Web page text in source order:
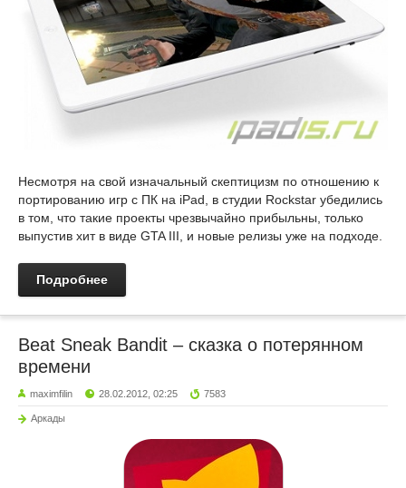
Несмотря на свой изначальный скептицизм по отношению к
портированию игр с ПК на iPad, в студии Rockstar убедились
в том, что такие проекты чрезвычайно прибыльны, только
выпустив хит в виде GTA III, и новые релизы уже на подходе.
Подробнее
Beat Sneak Bandit – сказка о потерянном
времени
maximfilin 28.02.2012, 02:25 7583
Аркады